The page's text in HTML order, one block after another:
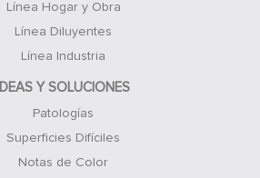
Línea Hogar y Obra
Línea Diluyentes
Línea Industria
IDEAS Y SOLUCIONES
Patologías
Superficies Difíciles
Notas de Color